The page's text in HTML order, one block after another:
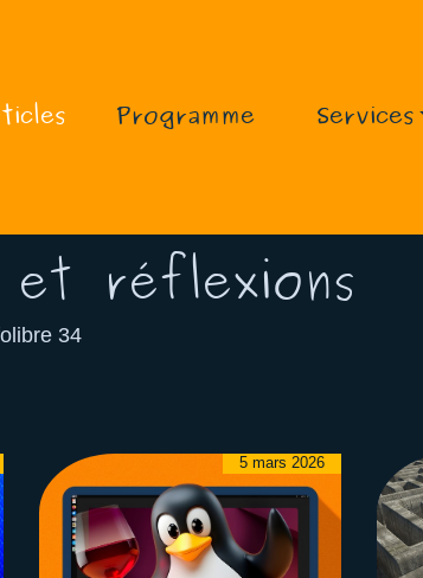
Programme Services
réflexions
34
5 mars 2026